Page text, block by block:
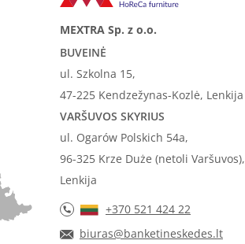
MEXTRA Sp. z o.o.
BUVEINĖ
ul. Szkolna 15,
47-225 Kendzežynas-Kozlė, Lenkija
VARŠUVOS SKYRIUS
ul. Ogarów Polskich 54a,
96-325 Krze Duże (netoli Varšuvos),
Lenkija
+370 521 424 22
biuras@banketineskedes.lt